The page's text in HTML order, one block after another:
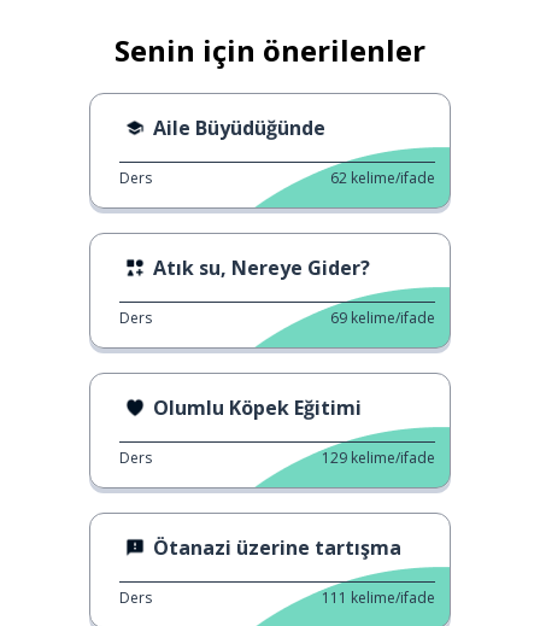
Senin için önerilenler
Aile Büyüdüğünde
Ders 62 kelime/ifade
Atık su, Nereye Gider?
Ders 69 kelime/ifade
Olumlu Köpek Eğitimi
Ders 129 kelime/ifade
Ötanazi üzerine tartışma
Ders 111 kelime/ifade